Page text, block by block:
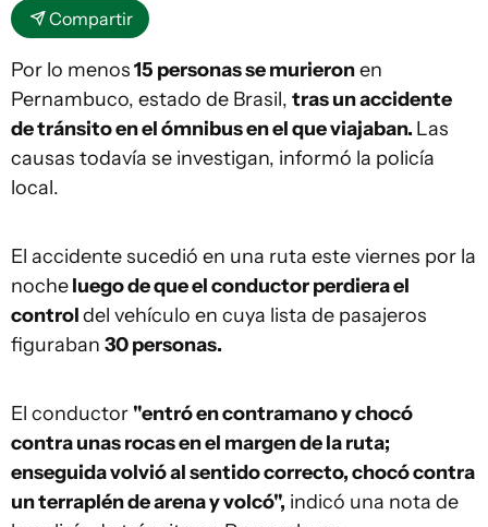
Compartir
Por lo menos15 personas se murieronen
Pernambuco, estado de Brasil, tras un accidente
de tránsito en el ómnibus en el que viajaban. Las
causas todavía se investigan, informó la policía
local.
El accidente sucedió en una ruta este viernes por la
nocheluego de que el conductor perdiera el
controldel vehículo en cuya lista de pasajeros
figuraban 30 personas.
El conductor "entró en contramano y chocó
contra unas rocas en el margen de la ruta;
enseguida volvió al sentido correcto, chocó contra
un terraplén de arena y volcó", indicó una nota de